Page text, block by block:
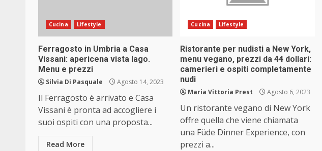
Cucina Lifestyle
Ferragosto in Umbria a Casa
Vissani: apericena vista lago.
Menu e prezzi
Silvia Di Pasquale Agosto 14, 2023
Il Ferragosto è arrivato e Casa
Vissani è pronta ad accogliere i
suoi ospiti con una proposta...
Read More
Cucina Lifestyle
Ristorante per nudisti a New York,
menu vegano, prezzi da 44 dollari:
camerieri e ospiti completamente
nudi
Maria Vittoria Prest Agosto 6, 2023
Un ristorante vegano di New York
offre quella che viene chiamata
una Füde Dinner Experience, con
prezzi a...